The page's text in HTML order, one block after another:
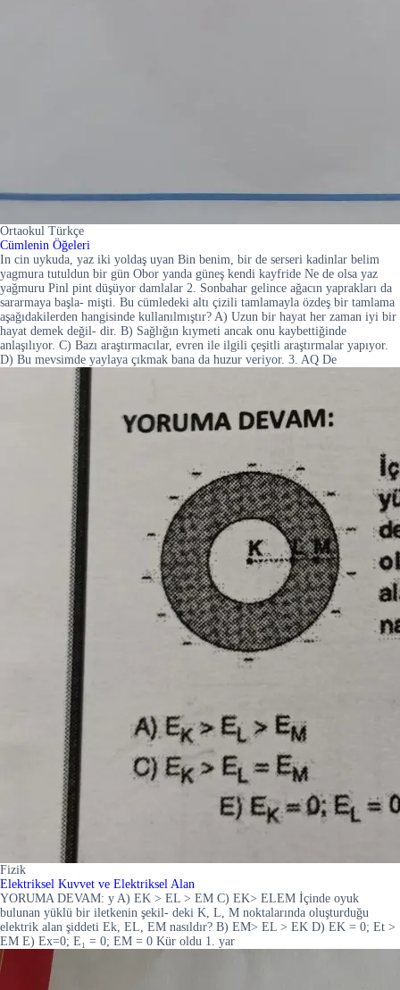
Ortaokul Türkçe
Cümlenin Öğeleri
In cin uykuda, yaz iki yoldaş uyan Bin benim, bir de serseri kadinlar belim
yagmura tutuldun bir gün Obor yanda güneş kendi kayfride Ne de olsa yaz
yağmuru Pinl pint düşüyor damlalar 2. Sonbahar gelince ağacın yaprakları da
sararmaya başla- mişti. Bu cümledeki altı çizili tamlamayla özdeş bir tamlama
aşağıdakilerden hangisinde kullanılmıştır? A) Uzun bir hayat her zaman iyi bir
hayat demek değil- dir. B) Sağlığın kıymeti ancak onu kaybettiğinde
anlaşılıyor. C) Bazı araştırmacılar, evren ile ilgili çeşitli araştırmalar yapıyor.
D) Bu mevsimde yaylaya çıkmak bana da huzur veriyor. 3. AQ De
Fizik
Elektriksel Kuvvet ve Elektriksel Alan
YORUMA DEVAM: y A) EK > EL > EM C) EK> ELEM İçinde oyuk
bulunan yüklü bir iletkenin şekil- deki K, L, M noktalarında oluşturduğu
elektrik alan şiddeti Ek, EL, EM nasıldır? B) EM> EL > EK D) EK = 0; Et >
EM E) Ex=0; E₁ = 0; EM = 0 Kür oldu 1. yar